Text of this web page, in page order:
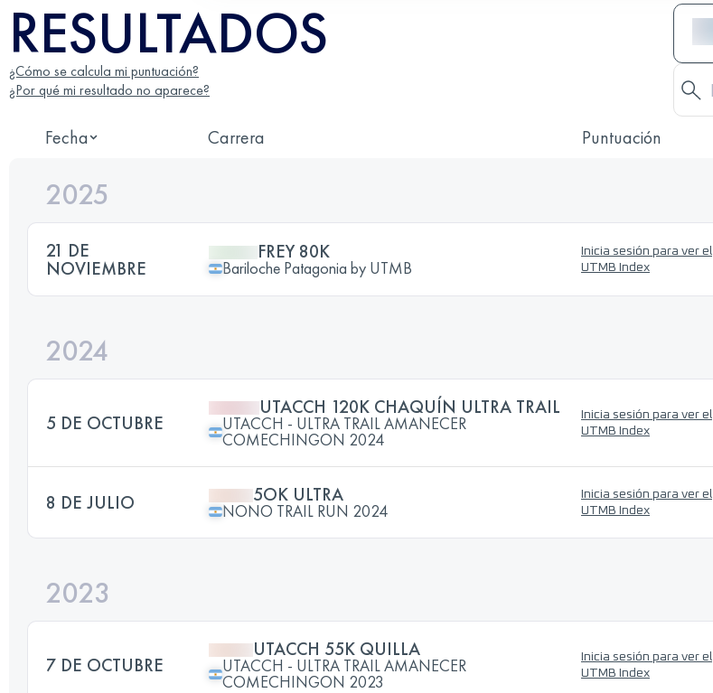
RESULTADOS
¿Cómo se calcula mi puntuación?
¿Por qué mi resultado no aparece?
Fecha Carrera Puntuación
2025
21 DE
NOVIEMBRE
FREY 80K
Bariloche Patagonia by UTMB
Inicia sesión para ver el
UTMB Index
2024
5 DE OCTUBRE
UTACCH 120K CHAQUÍN ULTRA TRAIL
UTACCH - ULTRA TRAIL AMANECER
COMECHINGON 2024
Inicia sesión para ver el
UTMB Index
8 DE JULIO 5OK ULTRA
NONO TRAIL RUN 2024
Inicia sesión para ver el
UTMB Index
2023
7 DE OCTUBRE
UTACCH 55K QUILLA
UTACCH - ULTRA TRAIL AMANECER
COMECHINGON 2023
Inicia sesión para ver el
UTMB Index